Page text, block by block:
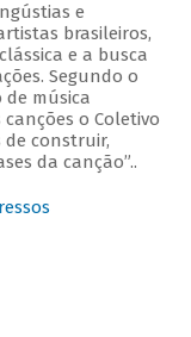
e
brasileiros,
e a busca
Segundo o
música
o Coletivo
de construir,
da canção”..